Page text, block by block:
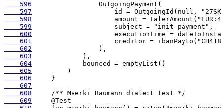
    596
    597
    598
    599
    600
    601
    602
    603
    604
    605
    606
    607
    608
    609